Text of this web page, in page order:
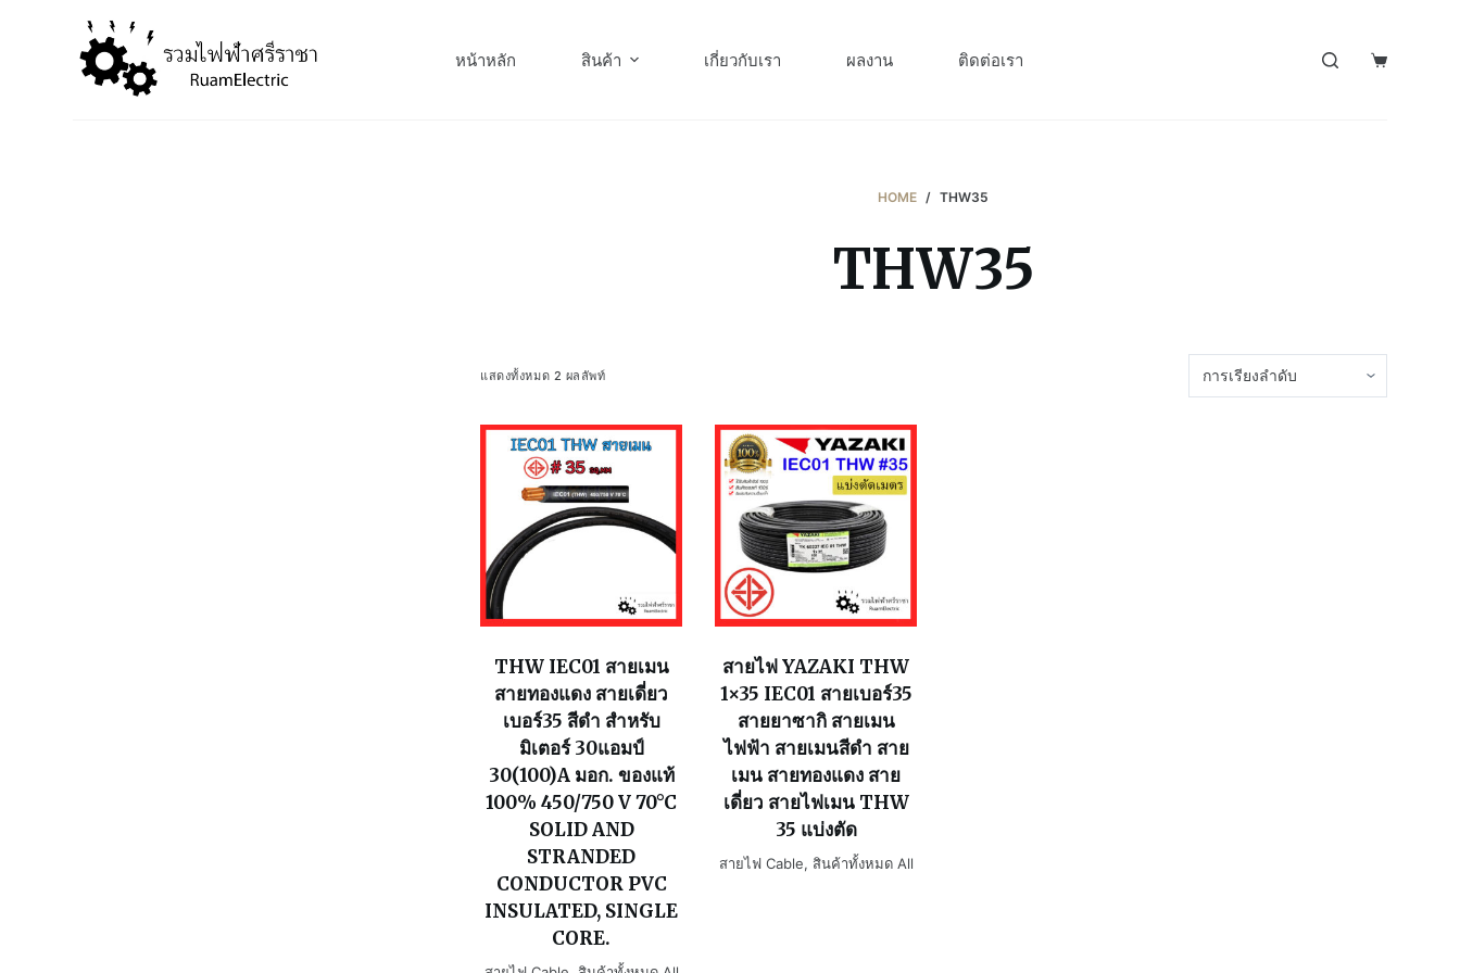
หน้าหลัก สินค้า เกี่ยวกับเรา ผลงาน ติดต่อเรา
HOME / THW35
THW35
แสดงทั้งหมด 2 ผลลัพท์
THW IEC01 สายเมน
สายทองแดง สายเดี่ยว
เบอร์35 สีดำ สำหรับ
มิเตอร์ 30แอมป์
30(100)A มอก. ของแท้
100% 450/750 V 70°C
SOLID AND
STRANDED
CONDUCTOR PVC
INSULATED, SINGLE
CORE.
สายไฟ YAZAKI THW
1×35 IEC01 สายเบอร์35
สายยาซากิ สายเมน
ไฟฟ้า สายเมนสีดำ สาย
เมน สายทองแดง สาย
เดี่ยว สายไฟเมน THW
35 แบ่งตัด
สายไฟ Cable, สินค้าทั้งหมด All